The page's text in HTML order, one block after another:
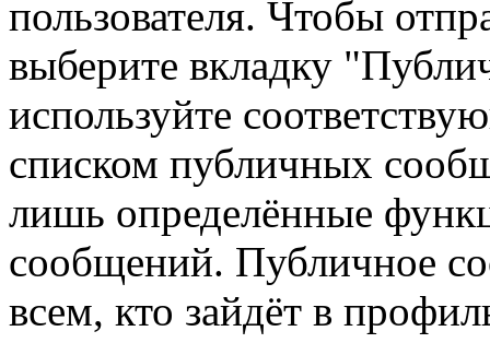
пользователя. Чтобы
выберите вкладку
используйте
списком публичных
лишь определённые
сообщений. Публичное
всем, кто зайдёт в